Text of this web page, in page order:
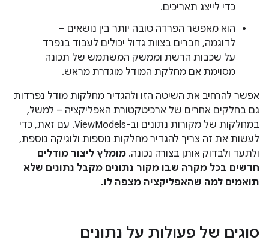
כדי לייצג תאריכים.
הוא מאפשר הפרדה טובה יותר בין נושאים –
לדוגמה, חברים בצוות גדול יכולים לעבוד בנפרד
על שכבות הרשת וממשק המשתמש של תכונה
מסוימת אם מחלקת המודל מוגדרת מראש.
אפשר להרחיב את השיטה הזו ולהגדיר מחלקות מודל נפרדות
גם בחלקים אחרים של ארכיטקטורת האפליקציה – למשל,
במחלקות של מקורות נתונים וב-ViewModels. עם זאת, כדי
לעשות את זה צריך להגדיר מחלקות נוספות ולוגיקה נוספת,
ולתעד ולבדוק אותן בצורה נכונה. מומלץ ליצור מודלים
חדשים בכל מקרה שבו מקור נתונים מקבל נתונים שלא
תואמים למה שהאפליקציה מצפה לו.
סוגים של פעולות על נתונים